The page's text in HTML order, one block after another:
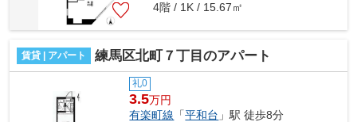
4階 / 1K / 15.67㎡
賃貸 | アパート 練馬区北町７丁目のアパート
礼0
3.5万円
有楽町線 「平和台 」駅 徒歩8分